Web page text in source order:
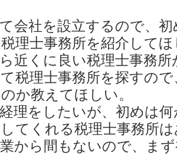
て会社を設立するので、
理士事務所を紹介して
ら近くに良い税理士事務
て税理士事務所を探すの
か教えてほしい。
経理をしたいが、初めは
てくれる税理士事務所
業から間もないので、ま